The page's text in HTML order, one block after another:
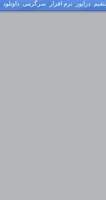
درایور نرم افزار سرگرمی داونلود